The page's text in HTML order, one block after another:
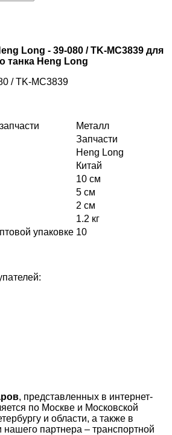
Long - 39-080 / TK-MC3839 для
танка Heng Long
/ TK-MC3839
Металл
Запчасти
Heng Long
Китай
10 см
5 см
2 см
1.2 кг
упаковке 10
, представленных в интернет-
по Москве и Московской
и области, а также в
партнера – транспортной